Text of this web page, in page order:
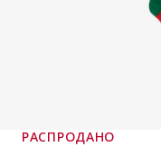
РАСПРОДАНО